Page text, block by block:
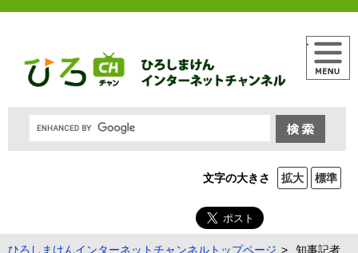
文字の大きさ 拡大 標準
メニュー
ひろしまけんインターネットチャンネルトップページ
知事記者